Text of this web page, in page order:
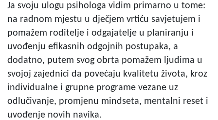
Ja svoju ulogu psihologa vidim primarno u tome:
na radnom mjestu u dječjem vrtiću savjetujem i
pomažem roditelje i odgajatelje u planiranju i
uvođenju efikasnih odgojnih postupaka, a
dodatno, putem svog obrta pomažem ljudima u
svojoj zajednici da povećaju kvalitetu života, kroz
individualne i grupne programe vezane uz
odlučivanje, promjenu mindseta, mentalni reset i
uvođenje novih navika.